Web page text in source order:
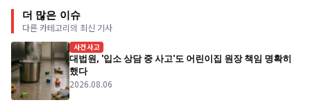
더 많은 이슈
다른 카테고리의 최신 기사
사건사고
대법원, '입소 상담 중 사고'도 어린이집 원장 책임 명확히
했다
2026.08.06